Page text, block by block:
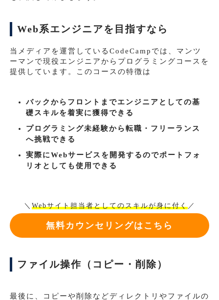
Web系エンジニアを目指すなら
当メディアを運営しているCodeCampでは、マンツ
ーマンで現役エンジニアからプログラミングコースを
提供しています。このコースの特徴は
バックからフロントまでエンジニアとしての基
礎スキルを着実に獲得できる
プログラミング未経験から転職・フリーランス
へ挑戦できる
実際にWebサービスを開発するのでポートフォ
リオとしても使用できる
＼ Webサイト担当者としてのスキルが身に付く／
無料カウンセリングはこちら
ファイル操作（コピー・削除）
最後に、コピーや削除などディレクトリやファイルの